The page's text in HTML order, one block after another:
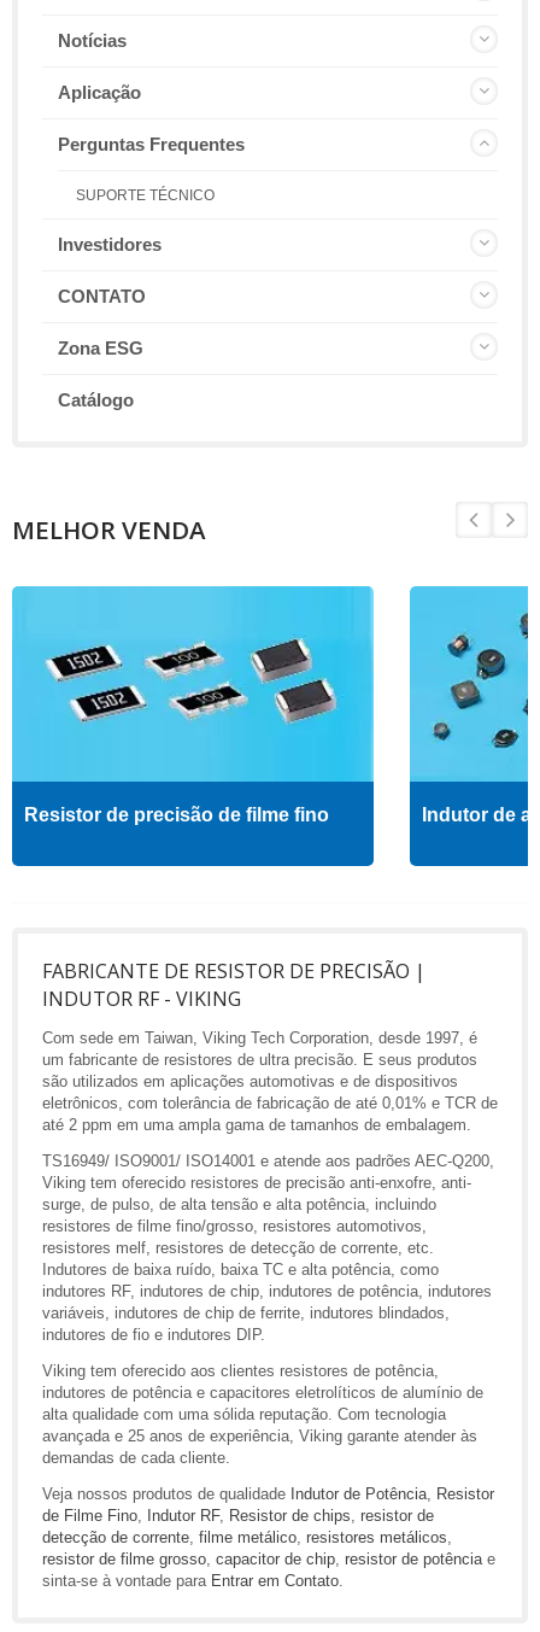
Notícias
Aplicação
Perguntas Frequentes
SUPORTE TÉCNICO
Investidores
CONTATO
Zona ESG
Catálogo
MELHOR VENDA
Resistor de precisão de filme fino Indutor de
FABRICANTE DE RESISTOR DE PRECISÃO |
INDUTOR RF - VIKING
Com sede em Taiwan, Viking Tech Corporation, desde 1997, é
um fabricante de resistores de ultra precisão. E seus produtos
são utilizados em aplicações automotivas e de dispositivos
eletrônicos, com tolerância de fabricação de até 0,01% e TCR de
até 2 ppm em uma ampla gama de tamanhos de embalagem.
TS16949/ ISO9001/ ISO14001 e atende aos padrões AEC-Q200,
Viking tem oferecido resistores de precisão anti-enxofre, anti-
surge, de pulso, de alta tensão e alta potência, incluindo
resistores de filme fino/grosso, resistores automotivos,
resistores melf, resistores de detecção de corrente, etc.
Indutores de baixa ruído, baixa TC e alta potência, como
indutores RF, indutores de chip, indutores de potência, indutores
variáveis, indutores de chip de ferrite, indutores blindados,
indutores de fio e indutores DIP.
Viking tem oferecido aos clientes resistores de potência,
indutores de potência e capacitores eletrolíticos de alumínio de
alta qualidade com uma sólida reputação. Com tecnologia
avançada e 25 anos de experiência, Viking garante atender às
demandas de cada cliente.
Veja nossos produtos de qualidade Indutor de Potência
Resistor
de Filme Fino
Indutor RF, Resistor de chips resistor de
detecção de corrente filme metálico resistores metálicos
resistor de filme grosso capacitor de chip resistor de potência e
sinta-se à vontade para Entrar em Contato